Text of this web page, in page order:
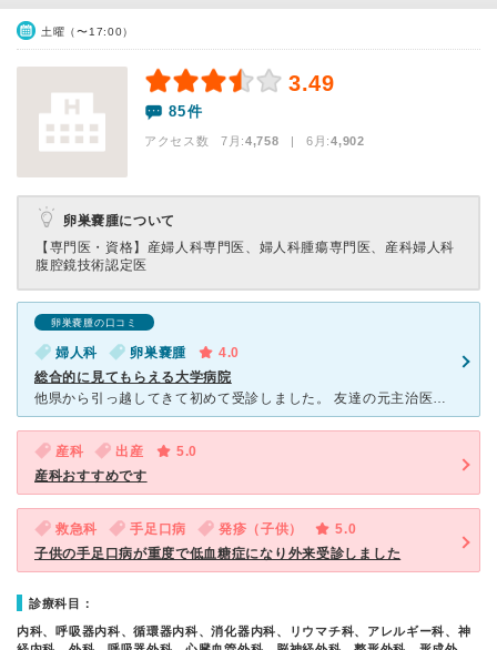
土曜（〜17:00）
3.49
85件
アクセス数 7月:4,758 | 6月:4,902
卵巣嚢腫について
【専門医・資格】 産婦人科専門医、婦人科腫瘍専門医、産科婦人科
腹腔鏡技術認定医
卵巣嚢腫の口コミ
婦人科 卵巣嚢腫
4.0
総合的に見てもらえる大学病院
他県から引っ越してきて初めて受診しました。 友達の元主治医ということもあり緊張はなかったですが、とても話しやすい先生で更に安心しました。 ナースもボランティアも親切な感じの方が多かったです。 大
産科 出産
5.0
産科おすすめです
救急科 手足口病 発疹（子供）
5.0
子供の手足口病が重度で低血糖症になり外来受診しました
診療科目：
内科、呼吸器内科、循環器内科、消化器内科、リウマチ科、アレルギー科、神